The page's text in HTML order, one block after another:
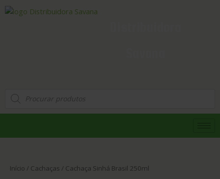
Início / Cachaças / Cachaça Sinhá Brasil 250ml